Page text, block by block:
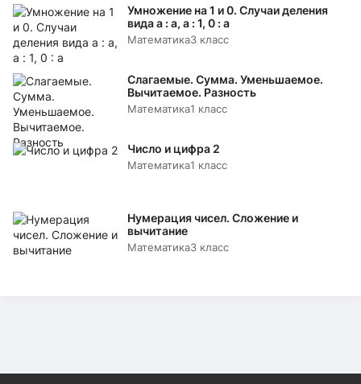
Умножение на 1 и 0. Случаи деления
вида а : а, а : 1, 0 : а
Математика3 класс
Слагаемые. Сумма. Уменьшаемое.
Вычитаемое. Разность
Математика1 класс
Число и цифра 2
Математика1 класс
Нумерация чисел. Сложение и
вычитание
Математика3 класс